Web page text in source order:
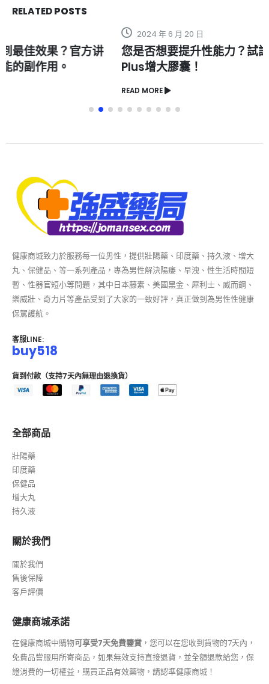
RELATEDPOSTS
您是否想要提升性能力？試試全新美國VigRX
Plus增大膠囊！
健康商城致力於服務每一位男性，提供壯陽藥、印度藥、持久液、增大
丸、保健品、等一系列產品，專為男性解決陽痿、早洩、性生活時間短
暫、性器官短小等問題，其中日本藤素、美國黑金、犀利士、威而鋼、
樂威壯、奇力片等產品受到了大家的一致好評，真正做到為男性性健康
保駕護航。
客服LINE:
buy518
貨到付款（支持7天內無理由退換貨）
全部商品
壯陽藥
印度藥
保健品
增大丸
持久液
關於我們
關於我們
售後保障
客戶評價
健康商城承諾
在健康商城中購物可享受7天免費鑒賞 ，您可以在您收到貨物的7天內，
免費品嘗服用所寄商品，如果無效支持直接退貨，並全額退款給您，保
證消費的一切權益，購買正品有效藥物，請認準健康商城！